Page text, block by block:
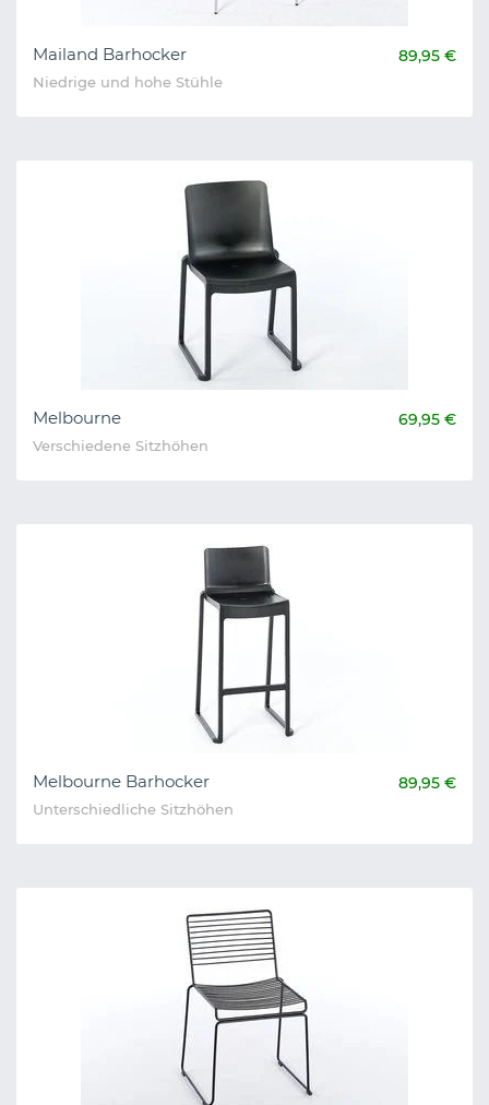
Mailand Barhocker 89,95 €
Niedrige und hohe Stühle
Melbourne 69,95 €
Verschiedene Sitzhöhen
Melbourne Barhocker 89,95 €
Unterschiedliche Sitzhöhen